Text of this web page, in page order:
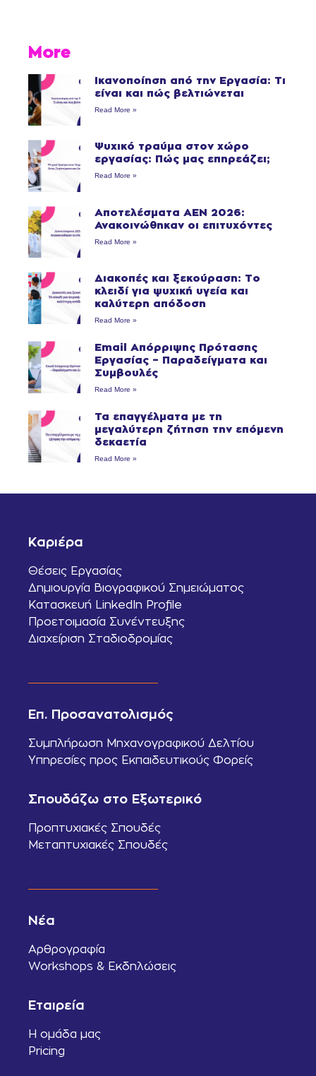
More
Ικανοποίηση από την Εργασία: Τι
είναι και πώς βελτιώνεται
Read More »
Ψυχικό τραύμα στον χώρο
εργασίας: Πώς μας επηρεάζει;
Read More »
Αποτελέσματα ΑΕΝ 2026:
Ανακοινώθηκαν οι επιτυχόντες
Read More »
Διακοπές και ξεκούραση: Το
κλειδί για ψυχική υγεία και
καλύτερη απόδοση
Read More »
Email Απόρριψης Πρότασης
Εργασίας – Παραδείγματα και
Συμβουλές
Read More »
Τα επαγγέλματα με τη
μεγαλύτερη ζήτηση την επόμενη
δεκαετία
Read More »
Καριέρα
Θέσεις Εργασίας
Δημιουργία Βιογραφικού Σημειώματος
Κατασκευή LinkedIn Profile
Προετοιμασία Συνέντευξης
Διαχείριση Σταδιοδρομίας
Επ. Προσανατολισμός
Συμπλήρωση Μηχανογραφικού Δελτίου
Υπηρεσίες προς Εκπαιδευτικούς Φορείς
Σπουδάζω στο Εξωτερικό
Προπτυχιακές Σπουδές
Μεταπτυχιακές Σπουδές
Νέα
Αρθρογραφία
Workshops & Εκδηλώσεις
Εταιρεία
Η ομάδα μας
Pricing